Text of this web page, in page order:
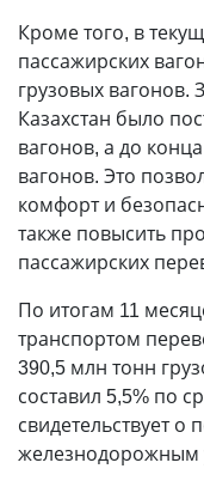
Кроме того, в
пассажирских
грузовых вагонов.
Казахстан было
вагонов, а до
вагонов. Это
комфорт и
также повысить
пассажирских
По итогам 11
транспортом
390,5 млн тонн
составил 5,5% по
свидетельствует
железнодорожным